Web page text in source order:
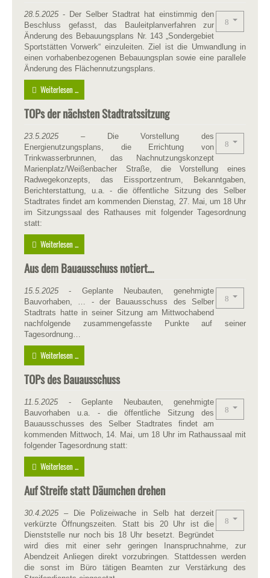
28.5.2025 - Der Selber Stadtrat hat einstimmig den
Beschluss gefasst, das Bauleitplanverfahren zur
Änderung des Bebauungsplans Nr. 143 „Sondergebiet
Sportstätten Vorwerk“ einzuleiten. Ziel ist die Umwandlung in
einen vorhabenbezogenen Bebauungsplan sowie eine parallele
Änderung des Flächennutzungsplans.
Weiterlesen ...
TOPs der nächsten Stadtratssitzung
23.5.2025 – Die Vorstellung des
Energienutzungsplans, die Errichtung von
Trinkwasserbrunnen, das Nachnutzungskonzept
Marienplatz/Weißenbacher Straße, die Vorstellung eines
Radwegekonzepts, das Eissportzentrum, Bekanntgaben,
Berichterstattung, u.a. - die öffentliche Sitzung des Selber
Stadtrates findet am kommenden Dienstag, 27. Mai, um 18 Uhr
im Sitzungssaal des Rathauses mit folgender Tagesordnung
statt:
Weiterlesen ...
Aus dem Bauausschuss notiert…
15.5.2025 - Geplante Neubauten, genehmigte
Bauvorhaben, … - der Bauausschuss des Selber
Stadtrats hatte in seiner Sitzung am Mittwochabend
nachfolgende zusammengefasste Punkte auf seiner
Tagesordnung…
Weiterlesen ...
TOPs des Bauausschuss
11.5.2025 - Geplante Neubauten, genehmigte
Bauvorhaben u.a. - die öffentliche Sitzung des
Bauausschusses des Selber Stadtrates findet am
kommenden Mittwoch, 14. Mai, um 18 Uhr im Rathaussaal mit
folgender Tagesordnung statt:
Weiterlesen ...
Auf Streife statt Däumchen drehen
30.4.2025 – Die Polizeiwache in Selb hat derzeit
verkürzte Öffnungszeiten. Statt bis 20 Uhr ist die
Dienststelle nur noch bis 18 Uhr besetzt. Begründet
wird dies mit einer sehr geringen Inanspruchnahme, zur
Abendzeit Anliegen direkt vorzubringen. Stattdessen werden
die sonst im Büro tätigen Beamten zur Verstärkung des